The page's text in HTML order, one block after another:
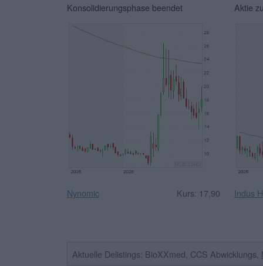
Konsolidierungsphase beendet
Nynomic Kurs: 17,90
Aktie
Indus
Aktuelle Delistings: BioXXmed, CCS Abwicklungs,